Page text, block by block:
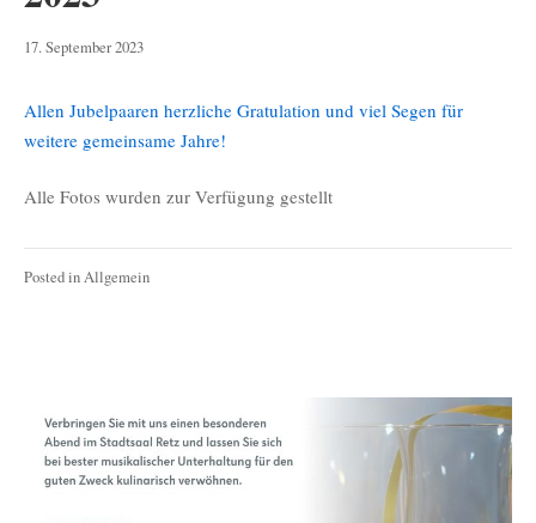
17. September 202319.
Allen Jubelpaaren herzliche Gratulation und viel Segen für
weitere gemeinsame Jahre!
Alle Fotos wurden zur Verfügung gestellt
Posted inAllgemein